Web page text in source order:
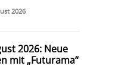
2026
2026: Neue
mit „Futurama“